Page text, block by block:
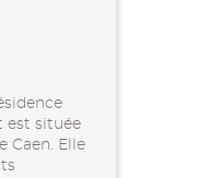
est située
Caen. Elle